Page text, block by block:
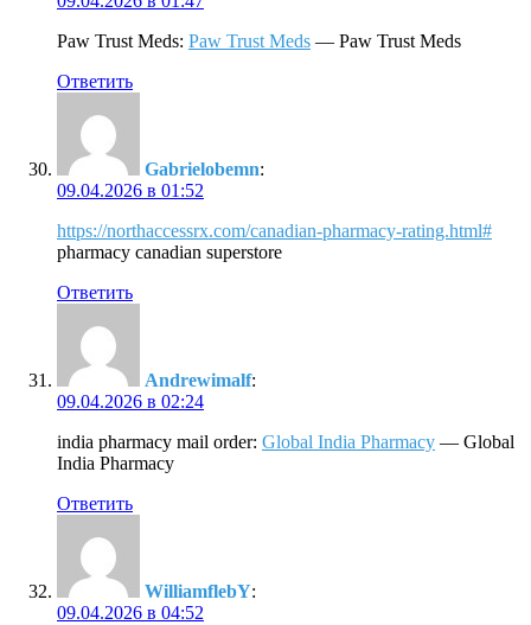
Paw Trust Meds: Paw Trust Meds — Paw Trust Meds
Ответить
Gabrielobemn:
09.04.2026 в 01:52
https://northaccessrx.com/canadian-pharmacy-rating.html#
pharmacy canadian superstore
Ответить
Andrewimalf:
09.04.2026 в 02:24
india pharmacy mail order: Global India Pharmacy — Global
India Pharmacy
Ответить
WilliamflebY:
09.04.2026 в 04:52